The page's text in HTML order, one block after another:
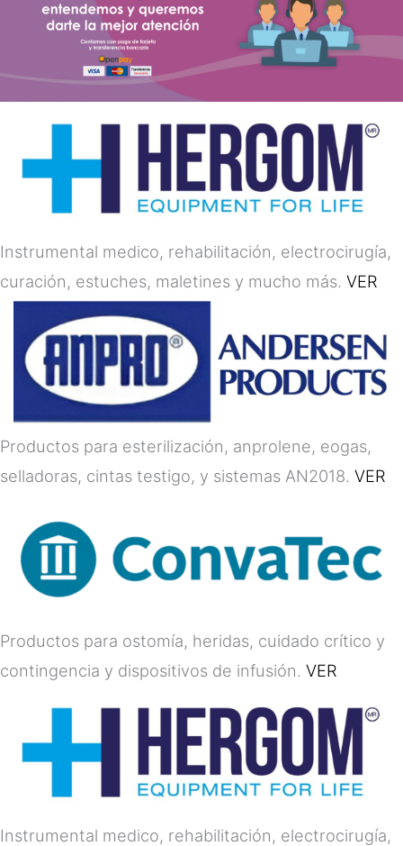
Instrumental medico, rehabilitación, electrocirugía,
curación, estuches, maletines y mucho más. VER
Productos para esterilización, anprolene, eogas,
selladoras, cintas testigo, y sistemas AN2018. VER
Productos para ostomía, heridas, cuidado crítico y
contingencia y dispositivos de infusión. VER
Instrumental medico, rehabilitación, electrocirugía,